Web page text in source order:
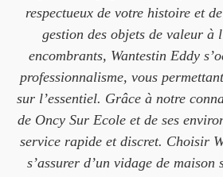
respectueux de votre histoire et
gestion des objets de valeur à
encombrants, Wantestin Eddy
professionnalisme, vous
sur l’essentiel. Grâce à notre
de Oncy Sur Ecole et de ses
service rapide et discret. Choisir
s’assurer d’un vidage de maison